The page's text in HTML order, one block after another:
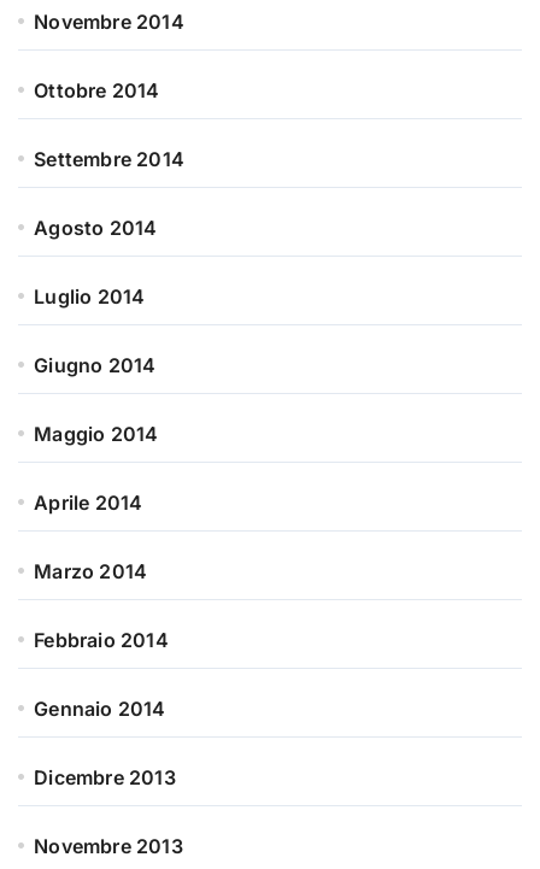
Novembre 2014
Ottobre 2014
Settembre 2014
Agosto 2014
Luglio 2014
Giugno 2014
Maggio 2014
Aprile 2014
Marzo 2014
Febbraio 2014
Gennaio 2014
Dicembre 2013
Novembre 2013